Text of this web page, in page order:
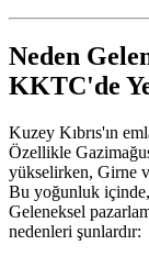
Neden
KKTC'de
Kuzey Kıbrıs'ın
Özellikle
yükselirken, Girne
Bu yoğunluk içinde,
Geleneksel
nedenleri şunlardır: